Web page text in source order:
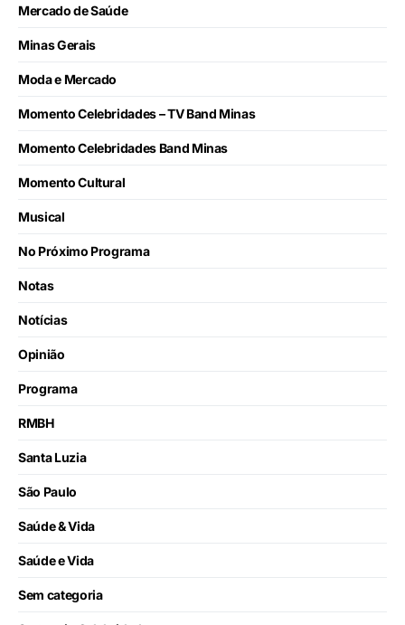
Mercado de Saúde
Minas Gerais
Moda e Mercado
Momento Celebridades – TV Band Minas
Momento Celebridades Band Minas
Momento Cultural
Musical
No Próximo Programa
Notas
Notícias
Opinião
Programa
RMBH
Santa Luzia
São Paulo
Saúde & Vida
Saúde e Vida
Sem categoria